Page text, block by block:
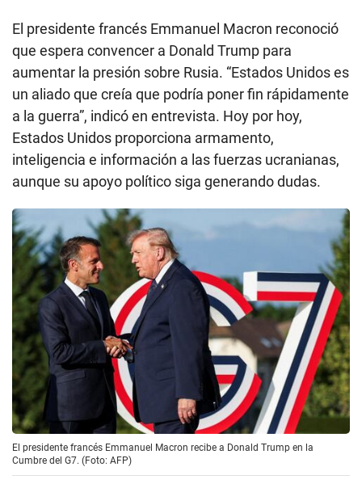
El presidente francés Emmanuel Macron reconoció
que espera convencer a Donald Trump para
aumentar la presión sobre Rusia. “Estados Unidos es
un aliado que creía que podría poner fin rápidamente
a la guerra”, indicó en entrevista. Hoy por hoy,
Estados Unidos proporciona armamento,
inteligencia e información a las fuerzas ucranianas,
aunque su apoyo político siga generando dudas.
El presidente francés Emmanuel Macron recibe a Donald Trump en la
Cumbre del G7. (Foto: AFP)